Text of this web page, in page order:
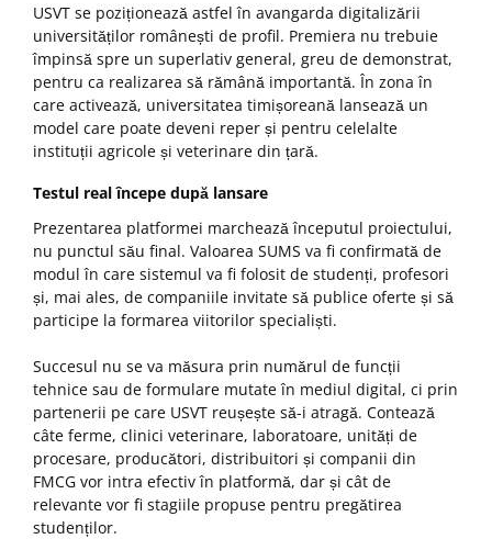
USVT se poziționează astfel în avangarda digitalizării
universităților românești de profil. Premiera nu trebuie
împinsă spre un superlativ general, greu de demonstrat,
pentru ca realizarea să rămână importantă. În zona în
care activează, universitatea timișoreană lansează un
model care poate deveni reper și pentru celelalte
instituții agricole și veterinare din țară.
Testul real începe după lansare
Prezentarea platformei marchează începutul proiectului,
nu punctul său final. Valoarea SUMS va fi confirmată de
modul în care sistemul va fi folosit de studenți, profesori
și, mai ales, de companiile invitate să publice oferte și să
participe la formarea viitorilor specialiști.
Succesul nu se va măsura prin numărul de funcții
tehnice sau de formulare mutate în mediul digital, ci prin
partenerii pe care USVT reușește să-i atragă. Contează
câte ferme, clinici veterinare, laboratoare, unități de
procesare, producători, distribuitori și companii din
FMCG vor intra efectiv în platformă, dar și cât de
relevante vor fi stagiile propuse pentru pregătirea
studenților.